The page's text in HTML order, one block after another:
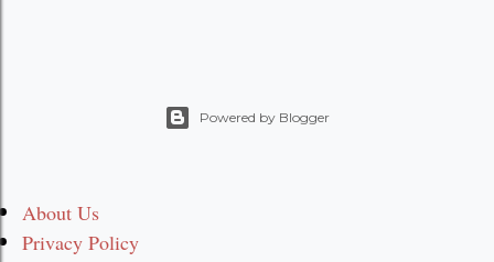
Powered by Blogger
About Us
Privacy Policy